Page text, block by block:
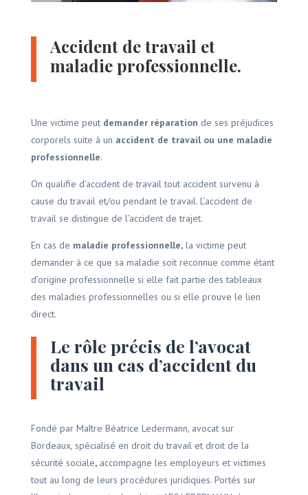
Accident de travail et
maladie professionnelle.
Une victime peut demander réparation de ses préjudices
corporels suite à un accident de travail ou une maladie
professionnelle.
On qualifie d’accident de travail tout accident survenu à
cause du travail et/ou pendant le travail. L’accident de
travail se distingue de l’accident de trajet.
En cas de maladie professionnelle,la victime peut
demander à ce que sa maladie soit reconnue comme étant
d’origine professionnelle si elle fait partie des tableaux
des maladies professionnelles ou si elle prouve le lien
direct.
Le rôle précis de l’avocat
dans un cas d’accident du
travail
Fondé par Maître Béatrice Ledermann, avocat sur
Bordeaux, spécialisé en droit du travail et droit de la
sécurité sociale,accompagne les employeurs et victimes
tout au long de leurs procédures juridiques. Portés sur